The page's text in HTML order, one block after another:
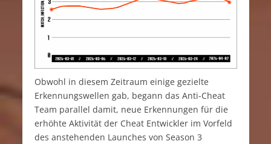
Obwohl in diesem Zeitraum einige gezielte
Erkennungswellen gab, begann das Anti-Cheat
Team parallel damit, neue Erkennungen für die
erhöhte Aktivität der Cheat Entwickler im Vorfeld
des anstehenden Launches von Season 3